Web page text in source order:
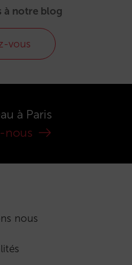
à notre blog
vous
à Paris
nous
nous